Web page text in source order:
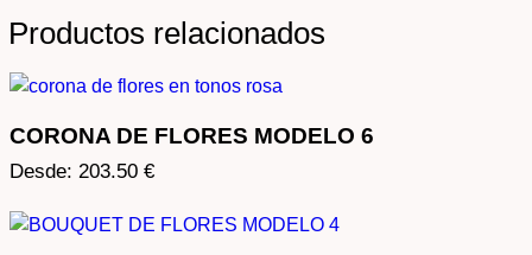
Productos relacionados
CORONA DE FLORES MODELO 6
Desde: 203.50 €